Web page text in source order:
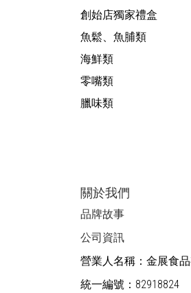
創始店獨家禮盒
魚鬆、魚脯類
海鮮類
零嘴類
臘味類
關於我們
品牌故事
公司資訊
營業人名稱：金展食
統一編號：82918824